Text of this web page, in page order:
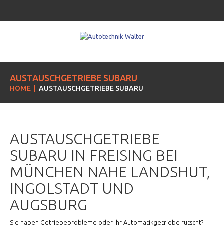
AUSTAUSCHGETRIEBE SUBARU
HOME AUSTAUSCHGETRIEBE SUBARU
AUSTAUSCHGETRIEBE
SUBARU IN FREISING BEI
MÜNCHEN NAHE LANDSHUT,
INGOLSTADT UND
AUGSBURG
Sie haben Getriebeprobleme oder Ihr Automatikgetriebe rutscht?